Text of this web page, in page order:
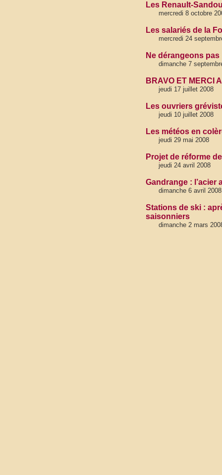
Les Renault-
mercredi 8 octobre
Les salariés de la
mercredi 24
Ne dérangeons
dimanche 7
BRAVO ET MERCI
jeudi 17 juillet 2008
Les ouvriers
jeudi 10 juillet 2008
Les météos en
jeudi 29 mai 2008
Projet de réforme
jeudi 24 avril 2008
Gandrange : l’acier
dimanche 6 avril
Stations de ski :
saisonniers
dimanche 2 mars